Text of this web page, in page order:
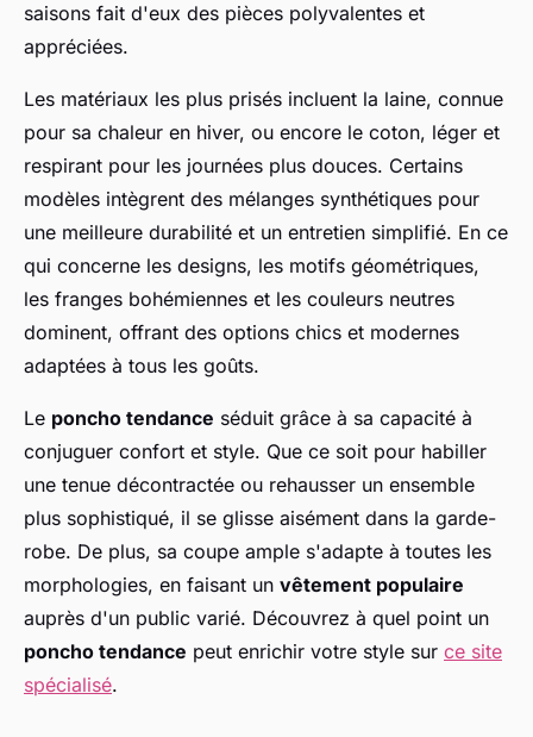
saisons fait d'eux des pièces polyvalentes et
appréciées.
Les matériaux les plus prisés incluent la laine, connue
pour sa chaleur en hiver, ou encore le coton, léger et
respirant pour les journées plus douces. Certains
modèles intègrent des mélanges synthétiques pour
une meilleure durabilité et un entretien simplifié. En ce
qui concerne les designs, les motifs géométriques,
les franges bohémiennes et les couleurs neutres
dominent, offrant des options chics et modernes
adaptées à tous les goûts.
Le poncho tendance séduit grâce à sa capacité à
conjuguer confort et style. Que ce soit pour habiller
une tenue décontractée ou rehausser un ensemble
plus sophistiqué, il se glisse aisément dans la garde-
robe. De plus, sa coupe ample s'adapte à toutes les
morphologies, en faisant un vêtement populaire
auprès d'un public varié. Découvrez à quel point un
poncho tendance peut enrichir votre style sur ce site
spécialisé.